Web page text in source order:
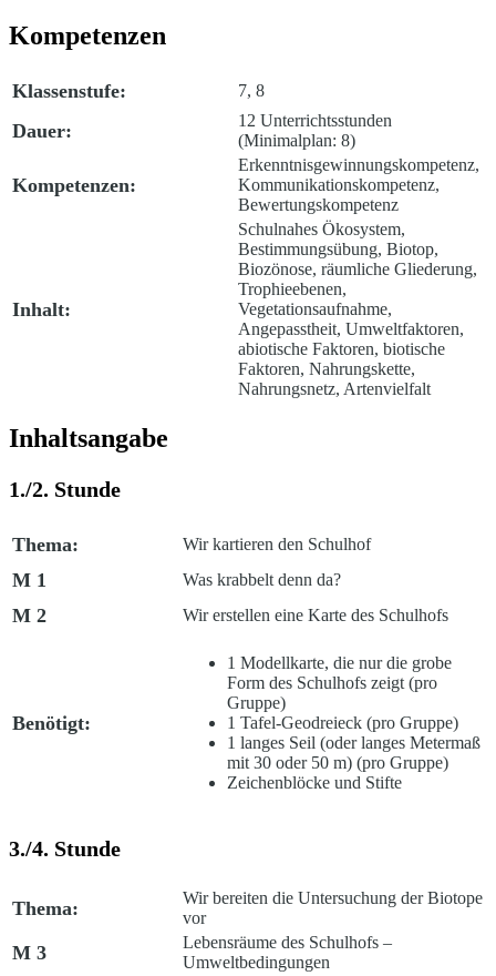
Kompetenzen
Klassenstufe: 7, 8
Dauer:
12 Unterrichtsstunden
(Minimalplan: 8)
Kompetenzen:
Erkenntnisgewinnungskompetenz,
Kommunikationskompetenz,
Bewertungskompetenz
Inhalt:
Schulnahes Ökosystem,
Bestimmungsübung, Biotop,
Biozönose, räumliche Gliederung,
Trophieebenen,
Vegetationsaufnahme,
Angepasstheit, Umweltfaktoren,
abiotische Faktoren, biotische
Faktoren, Nahrungskette,
Nahrungsnetz, Artenvielfalt
Inhaltsangabe
1./2. Stunde
Thema: Wir kartieren den Schulhof
M 1 Was krabbelt denn da?
M 2 Wir erstellen eine Karte des Schulhofs
Benötigt:
1 Modellkarte, die nur die grobe
Form des Schulhofs zeigt (pro
Gruppe)
1 Tafel-Geodreieck (pro Gruppe)
1 langes Seil (oder langes Metermaß
mit 30 oder 50 m) (pro Gruppe)
Zeichenblöcke und Stifte
3./4. Stunde
Thema:
Wir bereiten die Untersuchung der Biotope
vor
M 3
Lebensräume des Schulhofs –
Umweltbedingungen